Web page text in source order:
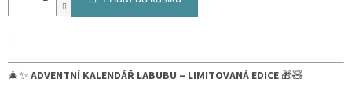
:
🎄✨ ADVENTNÍ KALENDÁŘ LABUBU – LIMITOVANÁ EDICE 🎁🧸